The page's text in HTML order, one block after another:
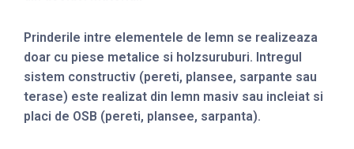
Prinderile intre elementele de lemn se realizeaza
doar cu piese metalice si holzsuruburi. Intregul
sistem constructiv (pereti, plansee, sarpante sau
terase) este realizat din lemn masiv sau incleiat si
placi de OSB (pereti, plansee, sarpanta).